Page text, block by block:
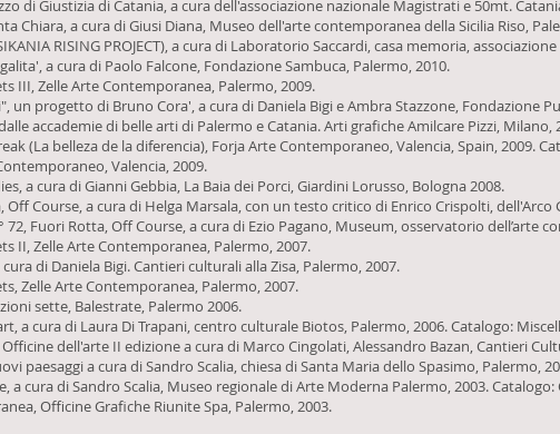
di Giustizia di Catania, a cura dell'associazione nazionale Magistrati e 50mt.
Chiara, a cura di Giusi Diana, Museo dell'arte contemporanea della Sicilia Riso,
RISING PROJECT), a cura di Laboratorio Saccardi, casa memoria,
a cura di Paolo Falcone, Fondazione Sambuca, Palermo, 2010.
III, Zelle Arte Contemporanea, Palermo, 2009.
un progetto di Bruno Cora', a cura di Daniela Bigi e Ambra Stazzone, Fondazione
accademie di belle arti di Palermo e Catania. Arti grafiche Amilcare Pizzi, Milano,
(La belleza de la diferencia), Forja Arte Contemporaneo, Valencia, Spain, 2009.
Valencia, 2009.
a cura di Gianni Gebbia, La Baia dei Porci, Giardini Lorusso, Bologna 2008.
Off Course, a cura di Helga Marsala, con un testo critico di Enrico Crispolti, dell'Arco
72, Fuori Rotta, Off Course, a cura di Ezio Pagano, Museum, osservatorio dell’arte
II, Zelle Arte Contemporanea, Palermo, 2007.
di Daniela Bigi. Cantieri culturali alla Zisa, Palermo, 2007.
Zelle Arte Contemporanea, Palermo, 2007.
sette, Balestrate, Palermo 2006.
a cura di Laura Di Trapani, centro culturale Biotos, Palermo, 2006. Catalogo:
dell'arte II edizione a cura di Marco Cingolati, Alessandro Bazan, Cantieri
paesaggi a cura di Sandro Scalia, chiesa di Santa Maria dello Spasimo, Palermo,
a cura di Sandro Scalia, Museo regionale di Arte Moderna Palermo, 2003.
Officine Grafiche Riunite Spa, Palermo, 2003.